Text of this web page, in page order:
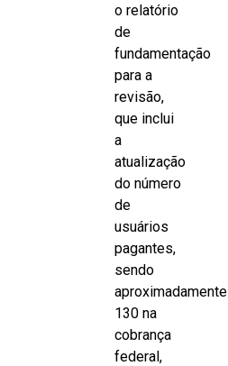
o relatório
de
fundamentação
para a
revisão,
que inclui
a
atualização
do número
de
usuários
pagantes,
sendo
aproximadamente
130 na
cobrança
federal,